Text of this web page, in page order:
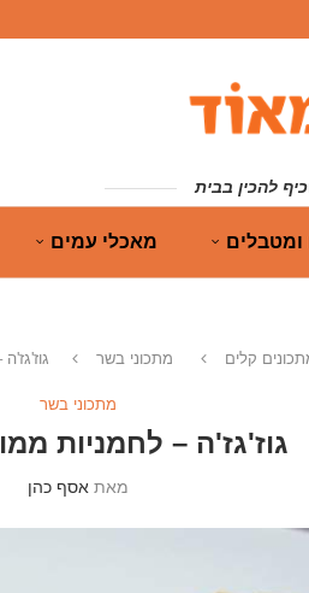
להכין בבית
ומטבלים מאכלי עמים
קלים מתכוני בשר
מתכוני בשר
גוז'גז'ה – לחמניות
מאת אסף כהן